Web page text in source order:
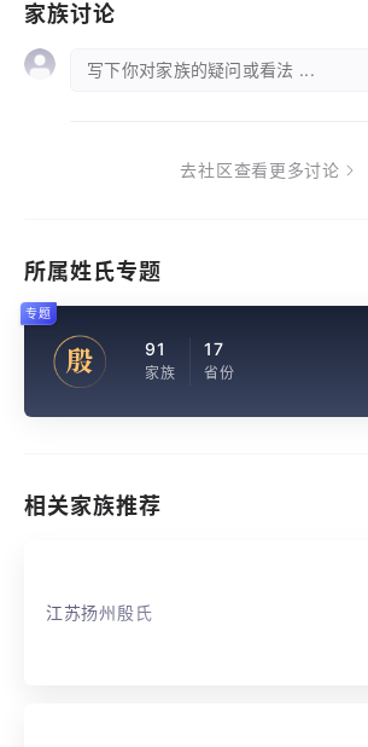
家族讨论
写下你对家族的疑问或看法 ...
去社区查看更多讨论
所属姓氏专题
殷 91
家族
17
省份
专题
相关家族推荐
江苏扬州殷氏